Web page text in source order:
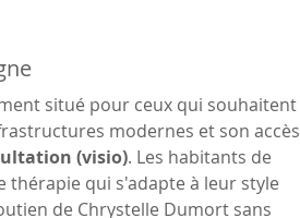
situé pour ceux qui souhaitent
modernes et son accès
(visio). Les habitants de
thérapie qui s'adapte à leur style
de Chrystelle Dumort sans